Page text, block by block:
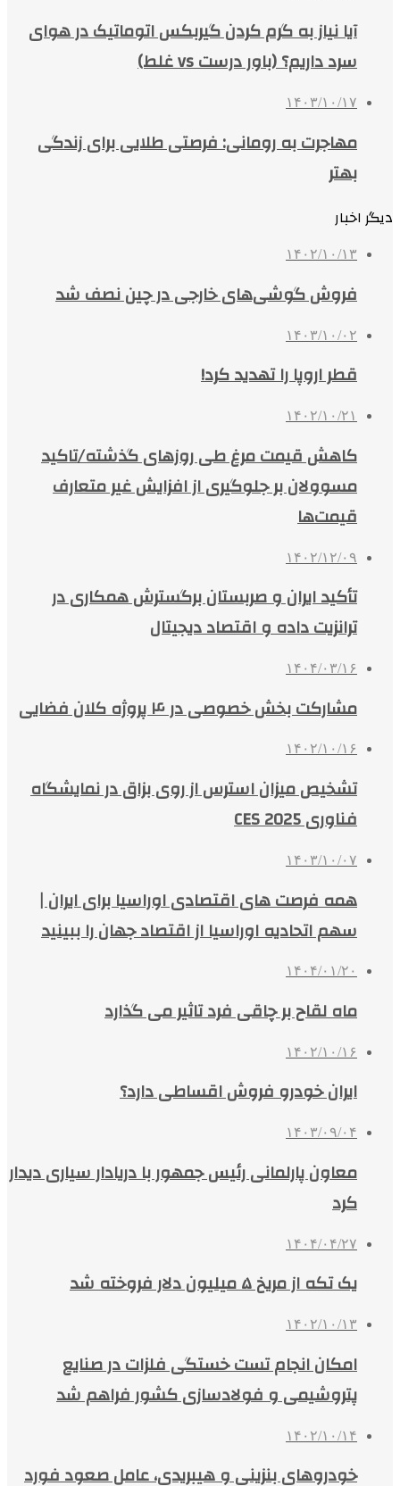
آیا نیاز به گرم کردن گیربکس اتوماتیک در هوای
سرد داریم؟ (باور درست vs غلط)
۱۴۰۳/۱۰/۱۷
مهاجرت به رومانی: فرصتی طلایی برای زندگی
بهتر
دیگر اخبار
۱۴۰۲/۱۰/۱۳
فروش گوشی‌های خارجی در چین نصف شد
۱۴۰۳/۱۰/۰۲
قطر اروپا را تهدید کرد!
۱۴۰۲/۱۰/۲۱
کاهش قیمت مرغ طی روزهای گذشته/تاکید
مسوولان بر جلوگیری از افزایش غیر متعارف
قیمت‌ها
۱۴۰۲/۱۲/۰۹
تأکید ایران و صربستان برگسترش همکاری‌ در
ترانزیت داده و اقتصاد دیجیتال
۱۴۰۴/۰۳/۱۶
مشارکت بخش خصوصی در ۴ پروژه کلان فضایی
۱۴۰۲/۱۰/۱۶
تشخیص میزان استرس از روی بزاق در نمایشگاه
فناوری CES 2025
۱۴۰۳/۱۰/۰۷
همه فرصت‌ های اقتصادی اوراسیا برای ایران |
سهم اتحادیه اوراسیا از اقتصاد جهان را ببینید
۱۴۰۴/۰۱/۲۰
ماه لقاح بر چاقی فرد تاثیر می گذارد
۱۴۰۲/۱۰/۱۶
ایران خودرو فروش اقساطی دارد؟
۱۴۰۳/۰۹/۰۴
معاون پارلمانی رئیس جمهور با دریادار سیاری دیدار
کرد
۱۴۰۴/۰۴/۲۷
یک تکه از مریخ ۵ میلیون دلار فروخته شد
۱۴۰۲/۱۰/۱۳
امکان انجام تست خستگی فلزات در صنایع
پتروشیمی و فولادسازی کشور فراهم شد
۱۴۰۲/۱۰/۱۴
خودروهای بنزینی و هیبریدی، عامل صعود فورد